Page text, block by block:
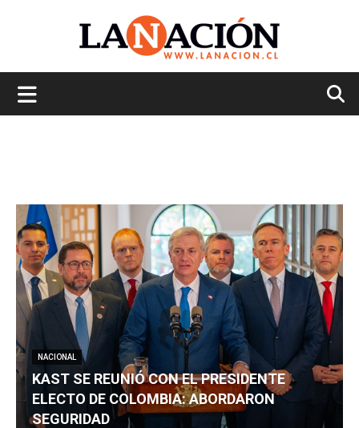
NACIONAL
KAST SE REUNIÓ CON EL PRESIDENTE
ELECTO DE COLOMBIA: ABORDARON
SEGURIDAD